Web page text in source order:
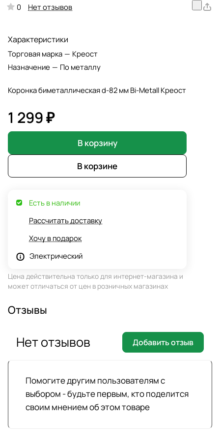
0 Нет отзывов
Характеристики
Торговая марка — Креост
Назначение — По металлу
Коронка биметаллическая d-82 мм Bi-Metall Креост
1 299 ₽
В корзину
В корзине
Есть в наличии
Рассчитать доставку
Хочу в подарок
Электрический
Цена действительна только для интернет-магазина и
может отличаться от цен в розничных магазинах
Отзывы
Помогите другим пользователям с
выбором - будьте первым, кто поделится
своим мнением об этом товаре
Нет отзывов Добавить отзыв